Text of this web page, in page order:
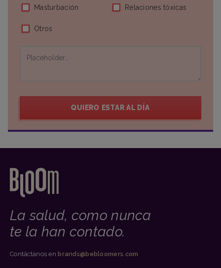
Masturbación Relaciones tóxicas
Otros
QUIERO ESTAR AL DÍA
La salud, como nunca
te la han contado.
Contáctanos enbrands@bebloomers.com